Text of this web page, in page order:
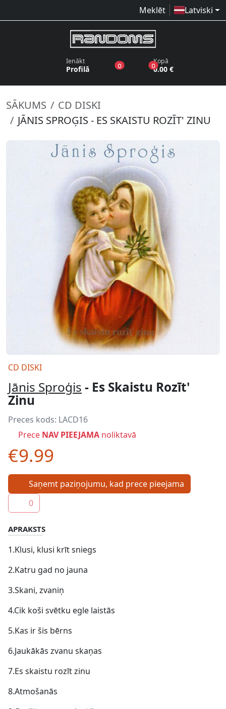
Meklēt Latviski
Ienākt
Profilā 0produkti vēlmju sarakstā
0produkti grozā
Kopā
0.00 €
SĀKUMS
CD DISKI
JĀNIS SPROĢIS - ES SKAISTU ROZĪT' ZINU
CD DISKI
Jānis Sproģis - Es Skaistu Rozīt'
Zinu
Preces kods: LACD16
Prece NAV PIEEJAMA noliktavā
€9.99
Saņemt paziņojumu, kad prece pieejama
0
APRAKSTS
1.Klusi, klusi krīt sniegs
2.Katru gad no jauna
3.Skani, zvaniņ
4.Cik koši svētku egle laistās
5.Kas ir šis bērns
6.Jaukākās zvanu skaņas
7.Es skaistu rozīt zinu
8.Atmošanās